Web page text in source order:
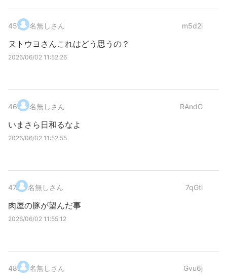
45. 名無しさん m5d2i
ヌトウヨさんこれはどう思うの？
2026/06/02 11:52:26
46. 名無しさん RAndG
いまさら日和るなよ
2026/06/02 11:52:55
47. 名無しさん 7qGtl
肉屋の豚が望んだ事
2026/06/02 11:55:12
48. 名無しさん Gvu6j